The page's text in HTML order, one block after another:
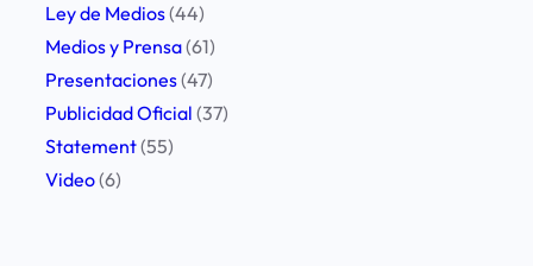
a
e
Ley de Medios(44)
Medios y Prensa(61)
Presentaciones(47)
Publicidad Oficial (37)
Statement(55)
Video(6)